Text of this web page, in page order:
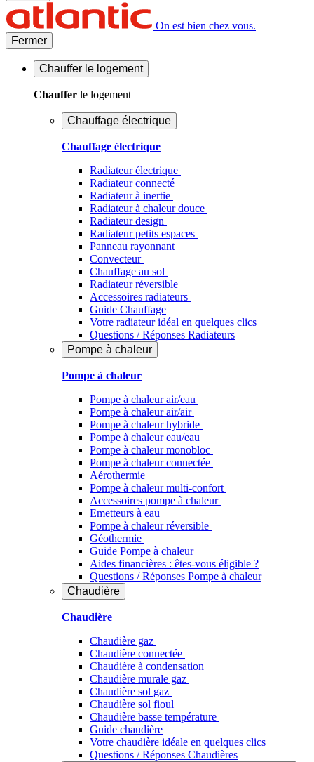
On est bien chez vous.
Fermer
Chauffer le logement
Chauffer le logement
Chauffage électrique
Chauffage électrique
Radiateur électrique
Radiateur connecté
Radiateur à inertie
Radiateur à chaleur douce
Radiateur design
Radiateur petits espaces
Panneau rayonnant
Convecteur
Chauffage au sol
Radiateur réversible
Accessoires radiateurs
Guide Chauffage
Votre radiateur idéal en quelques clics
Questions / Réponses Radiateurs
Pompe à chaleur
Pompe à chaleur
Pompe à chaleur air/eau
Pompe à chaleur air/air
Pompe à chaleur hybride
Pompe à chaleur​ eau/eau
Pompe à chaleur monobloc
Pompe à chaleur connectée
Aérothermie
Pompe à chaleur multi-confort
Accessoires pompe à chaleur
Emetteurs à eau
Pompe à chaleur réversible
Géothermie
Guide Pompe à chaleur
Aides financières : êtes-vous éligible ?
Questions / Réponses Pompe à chaleur
Chaudière
Chaudière
Chaudière gaz
Chaudière connectée
Chaudière à condensation
Chaudière murale gaz
Chaudière sol gaz
Chaudière sol fioul
Chaudière basse température
Guide chaudière
Votre chaudière idéale en quelques clics
Questions / Réponses Chaudières